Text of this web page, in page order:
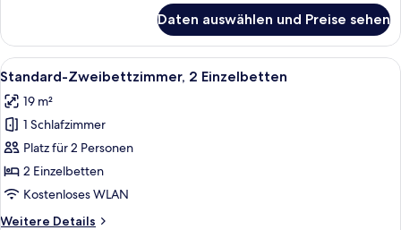
1
Queen-
Bett
Daten auswählen und Preise sehen
Alle
Fotos
für
Standard-
Zweibettzimmer,
2 Einzelbetten
anzeigen
Ein Hotelzimmer mit zwei Betten,
8
Standard-Zweibettzimmer, 2 Einzelbetten
19 m²
1 Schlafzimmer
Platz für 2 Personen
2 Einzelbetten
Kostenloses WLAN
Weitere Details
Weitere